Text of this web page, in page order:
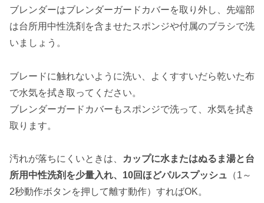
ブレンダーはブレンダーガードカバーを取り外し、先端部
は台所用中性洗剤を含ませたスポンジや付属のブラシで洗
いましょう。
ブレードに触れないように洗い、よくすすいだら乾いた布
で水気を拭き取ってください。
ブレンダーガードカバーもスポンジで洗って、水気を拭き
取ります。
汚れが落ちにくいときは、
カップに水またはぬるま湯と台
所用中性洗剤を少量入れ、10回ほどパルスプッシュ （1～
2秒動作ボタンを押して離す動作）すればOK。